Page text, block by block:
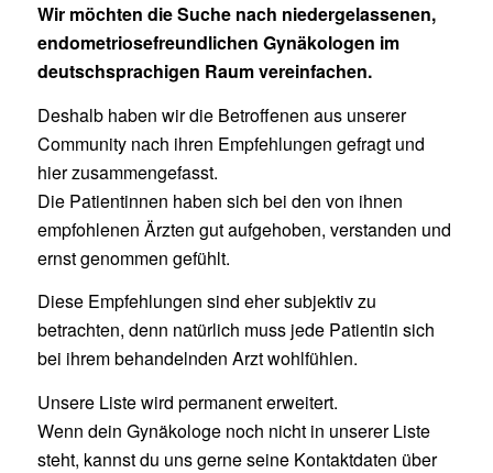
Wir möchten die Suche nach niedergelassenen,
endometriosefreundlichen Gynäkologen im
deutschsprachigen Raum vereinfachen.
Deshalb haben wir die Betroffenen aus unserer
Community nach ihren Empfehlungen gefragt und
hier zusammengefasst.
Die Patientinnen haben sich bei den von ihnen
empfohlenen Ärzten gut aufgehoben, verstanden und
ernst genommen gefühlt.
Diese Empfehlungen sind eher subjektiv zu
betrachten, denn natürlich muss jede Patientin sich
bei ihrem behandelnden Arzt wohlfühlen.
Unsere Liste wird permanent erweitert.
Wenn dein Gynäkologe noch nicht in unserer Liste
steht, kannst du uns gerne seine Kontaktdaten über